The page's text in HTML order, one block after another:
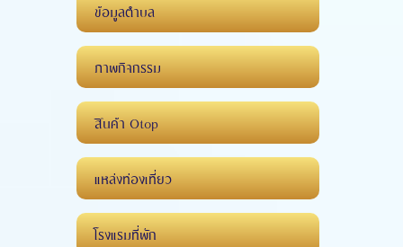
ข้อมูลตำบล
ภาพกิจกรรม
สินค้า Otop
แหล่งท่องเที่ยว
โรงแรมที่พัก